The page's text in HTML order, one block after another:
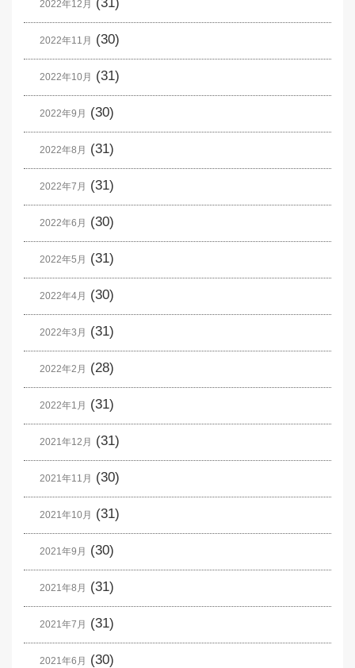
2022年12月
2022年11月 (30)
2022年10月 (31)
2022年9月 (30)
2022年8月 (31)
2022年7月 (31)
2022年6月 (30)
2022年5月 (31)
2022年4月 (30)
2022年3月 (31)
2022年2月 (28)
2022年1月 (31)
2021年12月 (31)
2021年11月 (30)
2021年10月 (31)
2021年9月 (30)
2021年8月 (31)
2021年7月 (31)
2021年6月 (30)